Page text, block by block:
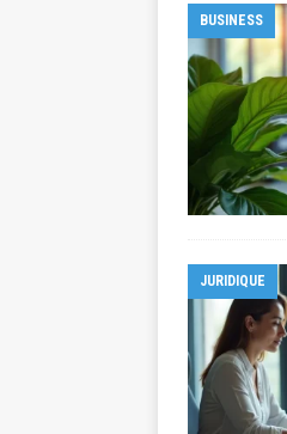
BUSINESS
JURIDIQUE